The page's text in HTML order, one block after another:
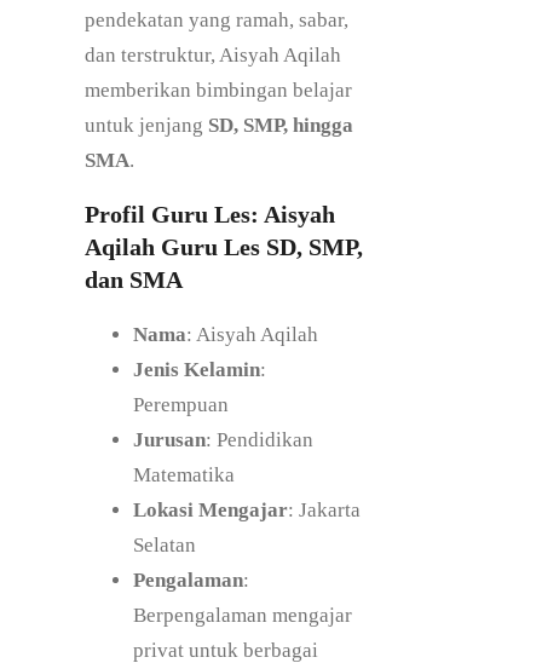
pendekatan yang ramah, sabar,
dan terstruktur, Aisyah Aqilah
memberikan bimbingan belajar
untuk jenjang SD, SMP, hingga
SMA.
Profil Guru Les: Aisyah
Aqilah Guru Les SD, SMP,
dan SMA
Nama: Aisyah Aqilah
Jenis Kelamin:
Perempuan
Jurusan: Pendidikan
Matematika
Lokasi Mengajar: Jakarta
Selatan
Pengalaman:
Berpengalaman mengajar
privat untuk berbagai